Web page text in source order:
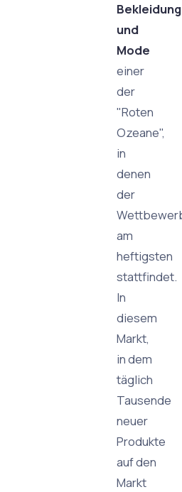
Bekleidung
und
Mode
einer
der
"Roten
Ozeane",
in
denen
der
am
heftigsten
stattfindet.
In
diesem
Markt,
in dem
täglich
Tausende
neuer
Produkte
auf den
Markt